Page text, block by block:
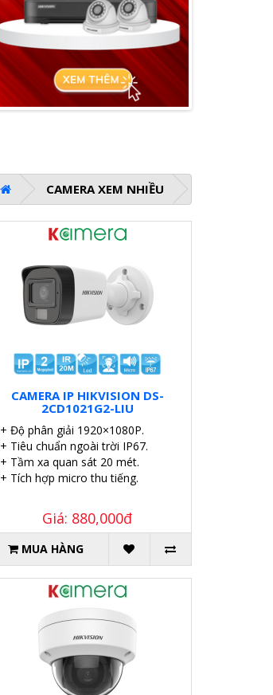
CAMERA XEM NHIỀU
CAMERA IP HIKVISION DS-
2CD1021G2-LIU
+ Độ phân giải 1920×1080P.
+ Tiêu chuẩn ngoài trời IP67.
+ Tầm xa quan sát 20 mét.
+ Tích hợp micro thu tiếng.
Giá: 880,000đ
MUA HÀNG